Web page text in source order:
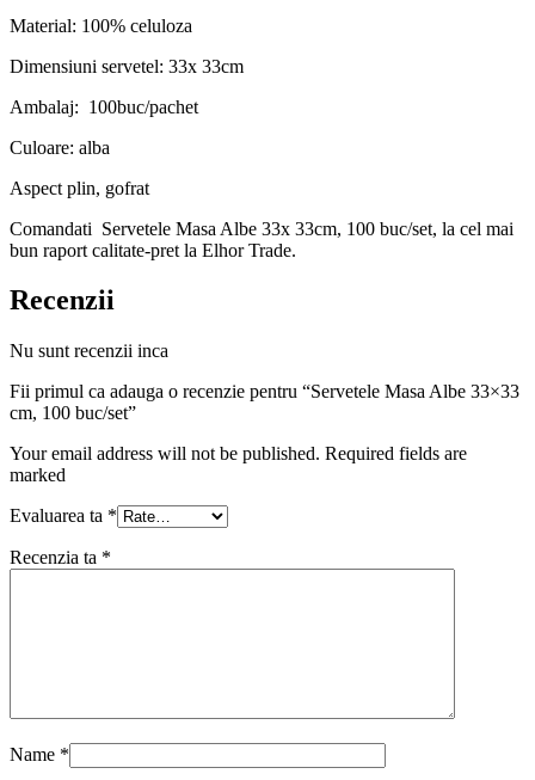
Material: 100% celuloza
Dimensiuni servetel: 33x 33cm
Ambalaj: 100buc/pachet
Culoare: alba
Aspect plin, gofrat
Comandati Servetele Masa Albe 33x 33cm, 100 buc/set, la cel mai
bun raport calitate-pret la Elhor Trade.
Recenzii
Nu sunt recenzii inca
Fii primul ca adauga o recenzie pentru “Servetele Masa Albe 33×33
cm, 100 buc/set”
Your email address will not be published. Required fields are
marked
Evaluarea ta *
Recenzia ta *
Name *